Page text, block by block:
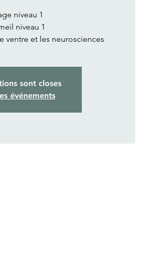
niveau 1
niveau 1
ventre et les neurosciences
sont closes
événements